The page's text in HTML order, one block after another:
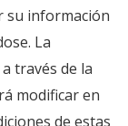
su información
La
través de la
modificar en
de estas